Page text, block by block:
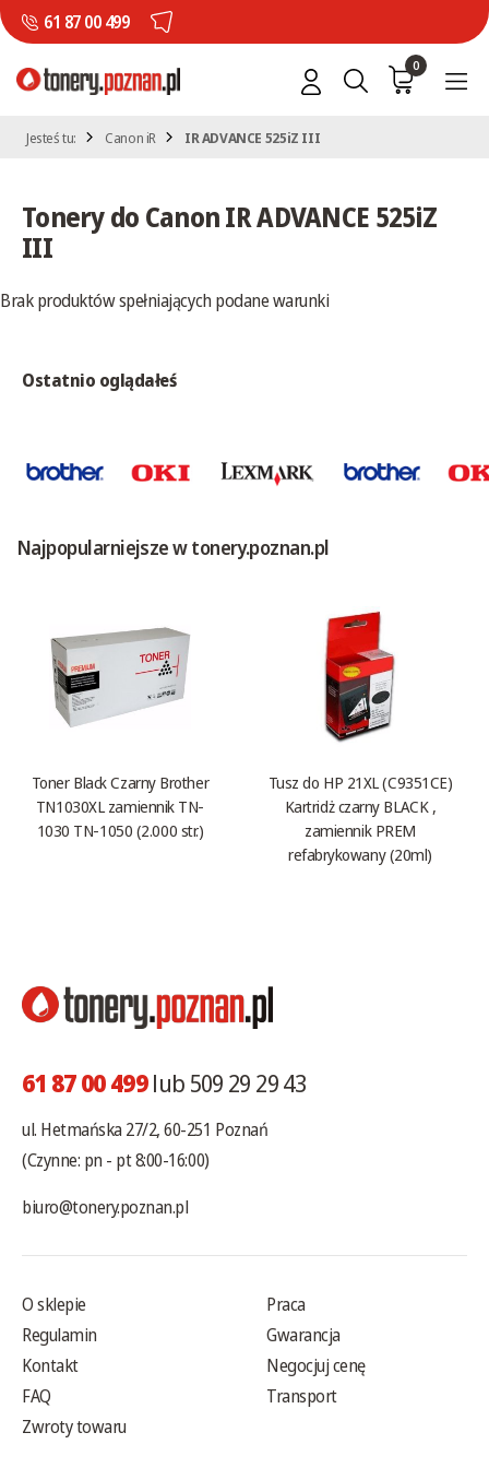
61 87 00 499
0
Jesteś tu: Canon iR IR ADVANCE 525iZ III
Tonery do Canon IR ADVANCE 525iZ
III
Brak produktów spełniających podane warunki
Ostatnio oglądałeś
Najpopularniejsze w tonery.poznan.pl
Toner Black Czarny Brother
TN1030XL zamiennik TN-
1030 TN-1050 (2.000 str.)
Tusz do HP 21XL (C9351CE)
Kartridż czarny BLACK ,
zamiennik PREM
refabrykowany (20ml)
61 87 00 499lub 509 29 29 43
ul. Hetmańska 27/2, 60-251 Poznań
(Czynne: pn - pt 8:00-16:00)
biuro@tonery.poznan.pl
O sklepie
Regulamin
Kontakt
FAQ
Zwroty towaru
Praca
Gwarancja
Negocjuj cenę
Transport